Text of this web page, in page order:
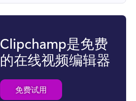
Clipchamp是免费
的在线视频编辑器
免费试用